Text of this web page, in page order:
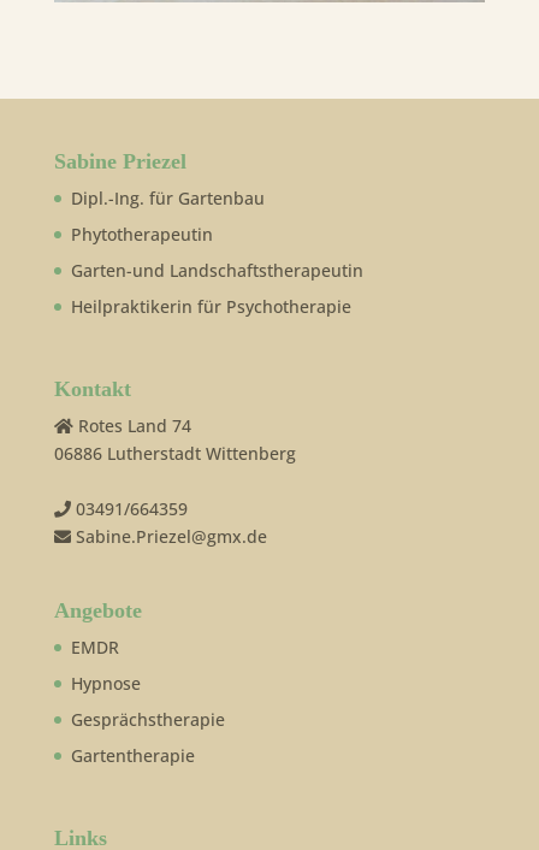
Sabine Priezel
Dipl.-Ing. für Gartenbau
Phytotherapeutin
Garten-und Landschaftstherapeutin
Heilpraktikerin für Psychotherapie
Kontakt
Rotes Land 74
06886 Lutherstadt Wittenberg
03491/664359
Sabine.Priezel@gmx.de
Angebote
EMDR
Hypnose
Gesprächstherapie
Gartentherapie
Links